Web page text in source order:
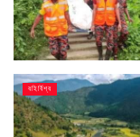
বহির্বিশ্ব